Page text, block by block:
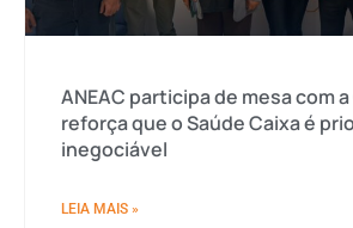
ANEAC participa de mesa com a
reforça que o Saúde Caixa é
inegociável
LEIA MAIS »